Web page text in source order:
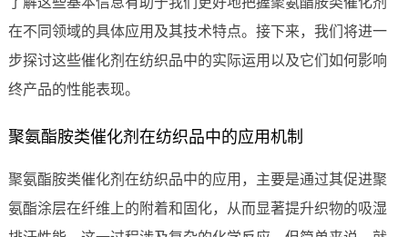
在不同领域的具体应用及其技术特点。接下来，我们将进一
步探讨这些催化剂在纺织品中的实际运用以及它们如何影响
终产品的性能表现。
聚氨酯胺类催化剂在纺织品中的应用机制
聚氨酯胺类催化剂在纺织品中的应用，主要是通过其促进聚
氨酯涂层在纤维上的附着和固化，从而显著提升织物的吸湿